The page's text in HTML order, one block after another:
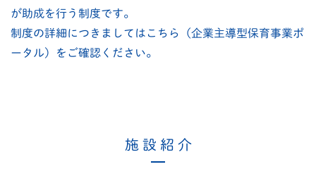
が助成を行う制度です。
制度の詳細につきましては こちら（企業主導型保育事業ポ
ータル）
をご確認ください。
施 設 紹 介